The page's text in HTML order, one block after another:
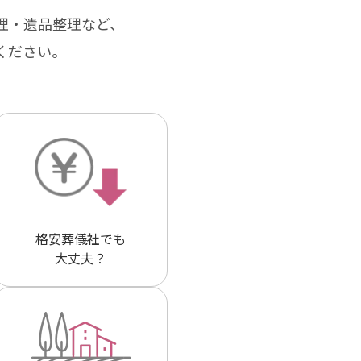
遺品整理など、
さい。
格安葬儀社でも
大丈夫？